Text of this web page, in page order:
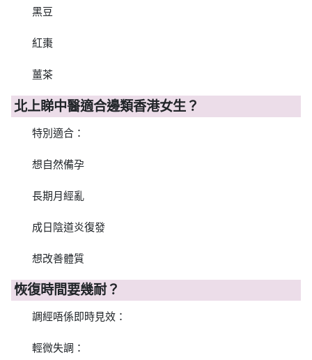
黑豆
紅棗
薑茶
北上睇中醫適合邊類香港女生？
特別適合：
想自然備孕
長期月經亂
成日陰道炎復發
想改善體質
恢復時間要幾耐？
調經唔係即時見效：
輕微失調：